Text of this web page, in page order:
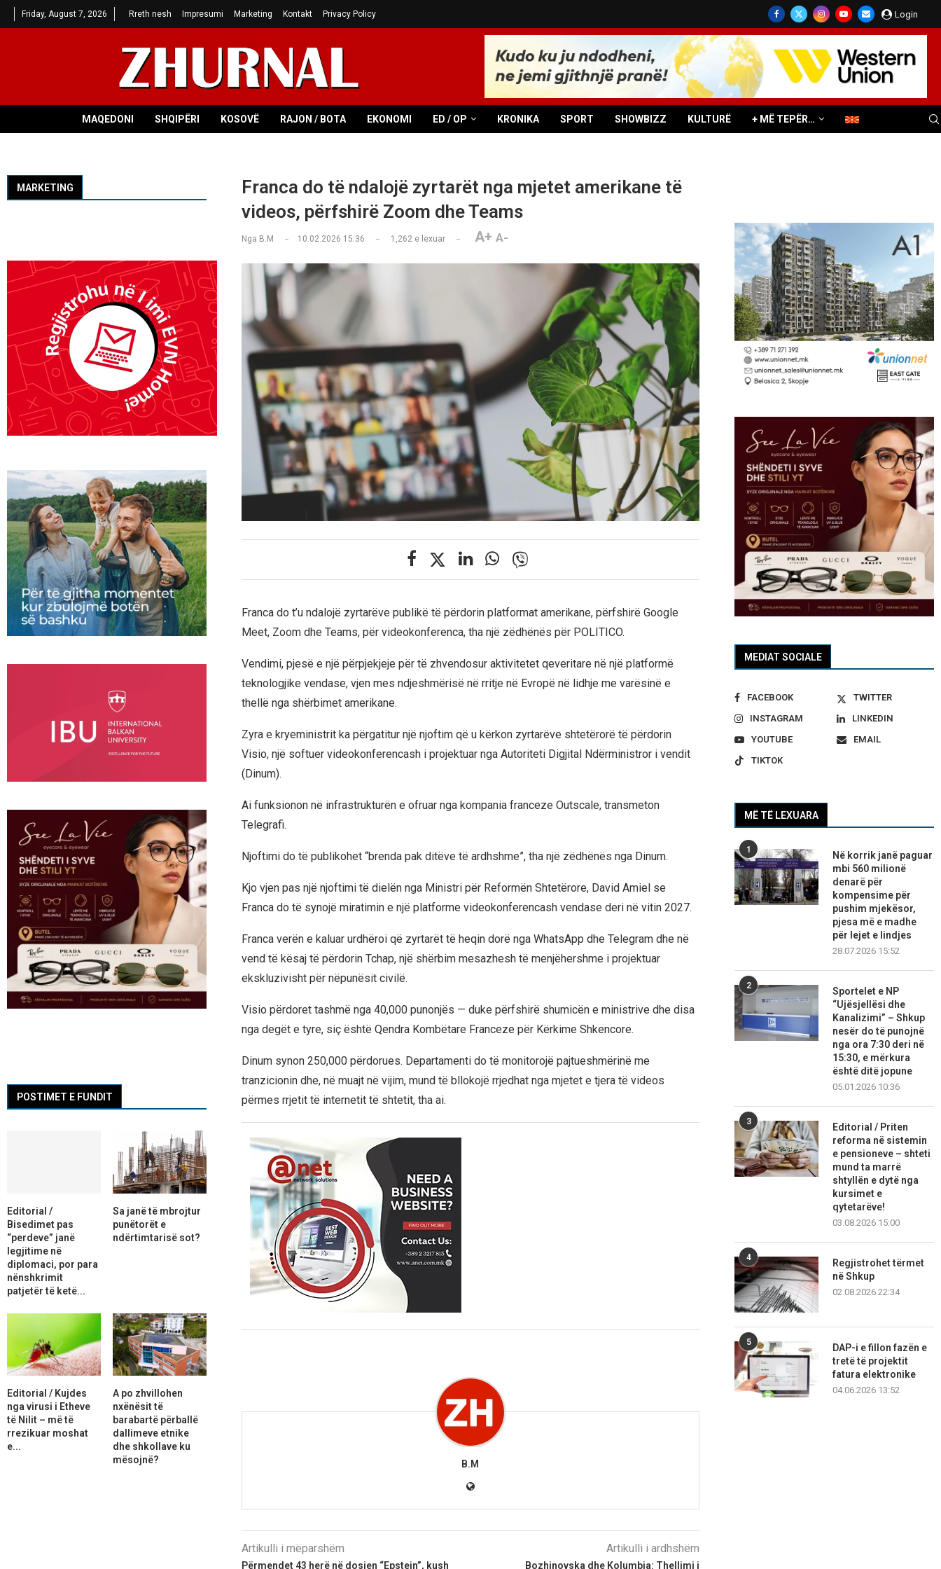
Friday, August 7, 2026 Rreth nesh Impresumi Marketing Kontakt Privacy Policy Login
MAQEDONI SHQIPËRI KOSOVË RAJON / BOTA EKONOMI ED / OP KRONIKA SPORT SHOWBIZZ KULTURË + MË TEPËR…
Franca do të ndalojë zyrtarët nga mjetet amerikane të
videos, përfshirë Zoom dhe Teams
Nga B.M 10.02.2026 15:36 1,262e lexuar A+ A-
Franca do t’u ndalojë zyrtarëve publikë të përdorin platformat amerikane, përfshirë Google
Meet, Zoom dhe Teams, për videokonferenca, tha një zëdhënës për POLITICO.
Vendimi, pjesë e një përpjekjeje për të zhvendosur aktivitetet qeveritare në një platformë
teknologjike vendase, vjen mes ndjeshmërisë në rritje në Evropë në lidhje me varësinë e
thellë nga shërbimet amerikane.
Zyra e kryeministrit ka përgatitur një njoftim që u kërkon zyrtarëve shtetërorë të përdorin
Visio, një softuer videokonferencash i projektuar nga Autoriteti Digjital Ndërministror i vendit
(Dinum).
Ai funksionon në infrastrukturën e ofruar nga kompania franceze Outscale, transmeton
Telegrafi.
Njoftimi do të publikohet “brenda pak ditëve të ardhshme”, tha një zëdhënës nga Dinum.
Kjo vjen pas një njoftimi të dielën nga Ministri për Reformën Shtetërore, David Amiel se
Franca do të synojë miratimin e një platforme videokonferencash vendase deri në vitin 2027.
Franca verën e kaluar urdhëroi që zyrtarët të heqin dorë nga WhatsApp dhe Telegram dhe në
vend të kësaj të përdorin Tchap, një shërbim mesazhesh të menjëhershme i projektuar
ekskluzivisht për nëpunësit civilë.
Visio përdoret tashmë nga 40,000 punonjës — duke përfshirë shumicën e ministrive dhe disa
nga degët e tyre, siç është Qendra Kombëtare Franceze për Kërkime Shkencore.
Dinum synon 250,000 përdorues. Departamenti do të monitorojë pajtueshmërinë me
tranzicionin dhe, në muajt në vijim, mund të bllokojë rrjedhat nga mjetet e tjera të videos
përmes rrjetit të internetit të shtetit, tha ai.
B.M
Artikulli i mëparshëm
Përmendet 43 herë në dosjen “Epstein”, kush
Artikulli i ardhshëm
Bozhinovska dhe Kolumbia: Thellimi i
MEDIAT SOCIALE
FACEBOOK
TWITTER
INSTAGRAM
LINKEDIN
YOUTUBE
EMAIL
TIKTOK
MË TË LEXUARA
1
Në korrik janë paguar
mbi 560 milionë
denarë për
kompensime për
pushim mjekësor,
pjesa më e madhe
për lejet e lindjes
28.07.2026 15:52
2
Sportelet e NP
“Ujësjellësi dhe
Kanalizimi” – Shkup
nesër do të punojnë
nga ora 7:30 deri në
15:30, e mërkura
është ditë jopune
05.01.2026 10:36
3
Editorial / Priten
reforma në sistemin
e pensioneve – shteti
mund ta marrë
shtyllën e dytë nga
kursimet e
qytetarëve!
03.08.2026 15:00
4
Regjistrohet tërmet
në Shkup
02.08.2026 22:34
5
DAP-i e fillon fazën e
tretë të projektit
fatura elektronike
04.06.2026 13:52
MARKETING
POSTIMET E FUNDIT
Editorial /
Bisedimet pas
“perdeve” janë
legjitime në
diplomaci, por para
nënshkrimit
patjetër të ketë...
Sa janë të mbrojtur
punëtorët e
ndërtimtarisë sot?
Editorial / Kujdes
nga virusi i Etheve
të Nilit – më të
rrezikuar moshat
e...
A po zhvillohen
nxënësit të
barabartë përballë
dallimeve etnike
dhe shkollave ku
mësojnë?